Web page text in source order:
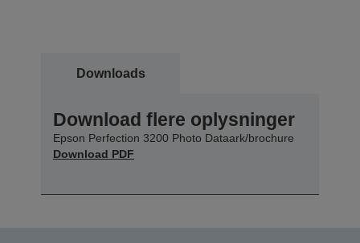
Downloads
Download flere oplysninger
Epson Perfection 3200 Photo Dataark/brochure
Download PDF